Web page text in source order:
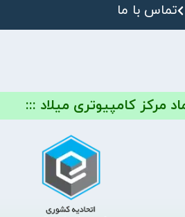
تماس با ما
مرکز کامپیوتری میلاد :::